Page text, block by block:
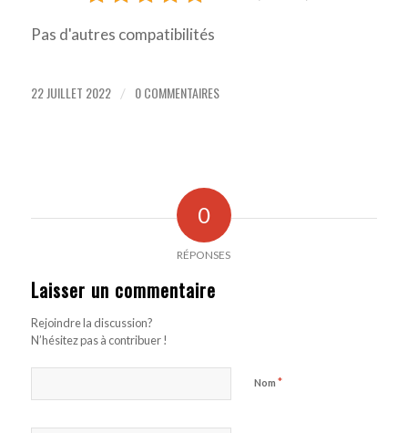
Pas d'autres compatibilités
22 JUILLET 2022 / 0 COMMENTAIRES
0
RÉPONSES
Laisser un commentaire
Rejoindre la discussion?
N’hésitez pas à contribuer !
Nom *